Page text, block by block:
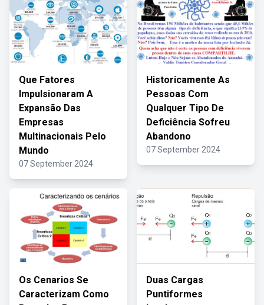
Que Fatores
Impulsionaram A
Expansão Das
Empresas
Multinacionais Pelo
Mundo
07 September 2024
Historicamente As
Pessoas Com
Qualquer Tipo De
Deficiência Sofreu
Abandono
07 September 2024
Os Cenarios Se
Caracterizam Como
Duas Cargas
Puntiformes